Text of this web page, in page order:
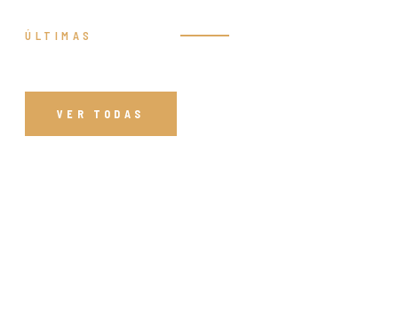
ÚLTIMAS
VER TODAS